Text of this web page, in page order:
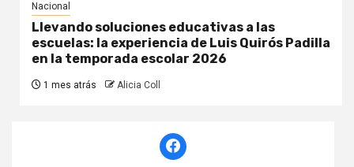
Nacional
Llevando soluciones educativas a las
escuelas: la experiencia de Luis Quirós Padilla
en la temporada escolar 2026
1 mes atrás Alicia Coll